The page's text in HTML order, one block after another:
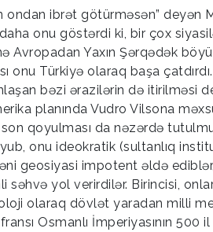
ondan ibrət götürməsən” deyən
daha onu göstərdi ki, bir çox
Avropadan Yaxın Şərqədək
onu Türkiyə olaraq başa
bəzi ərazilərin də itirilməsi
planında Vudro Vilsona
qoyulması da nəzərdə
onu ideokratik (sultanlıq
geosiyasi impotent əldə
səhvə yol verirdilər. Birincisi,
olaraq dövlət yaradan milli
Osmanlı İmperiyasının